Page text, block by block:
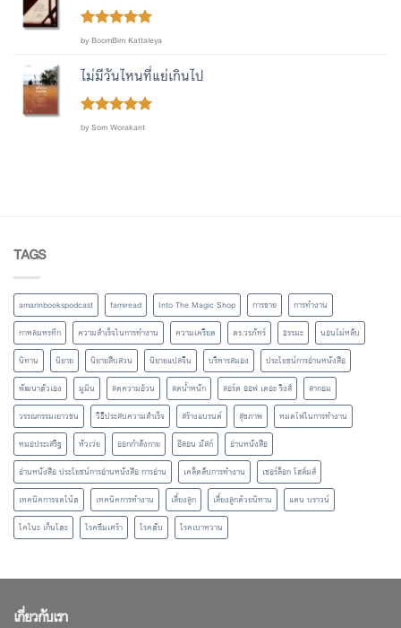
Rated5out
by BoomBim Kattaleya
ไม่มีวันไหนที่แย่เกินไป
Rated5out
by Som Worakant
TAGS
amarinbookspodcast famiread Into The Magic Shop การขาย
การทำงาน
กาหลมหรทึก
ความสำเร็จในการทำงาน ความเครียด ดร.วรภัทร์ ธรรมะ
นอนไม่หลับ
นิทาน
นิยาย นิยายสืบสวน นิยายแปลจีน บริหารสมอง
ประโยชน์การอ่านหนังสือ
พัฒนาตัวเอง
มูมิน ลดความอ้วน ลดน้ำหนัก ลอร์ด ออฟ เดอะ ริงส์
ลากอม
วรรณกรรมเยาวชน
วิธีประสบความสำเร็จ สร้างแบรนด์ สุขภาพ
หมดไฟในการทำงาน
หมอประเสริฐ
หัวเว่ย ออกกำลังกาย อีลอน มัสก์
อ่านหนังสือ
อ่านหนังสือ ประโยชน์การอ่านหนังสือ การอ่าน
เคล็ดลับการทำงาน
เชอร์ล็อก โฮล์มส์
เทคนิคการจดโน้ต
เทคนิคการทำงาน เลี้ยงลูก เลี้ยงลูกด้วยนิทาน
แดน บราวน์
โคโนะ เก็นโตะ
โรคซึมเศร้า โรคตับ โรคเบาหวาน
เกี่ยวกับเรา